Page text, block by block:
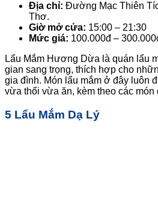
Địa chỉ: Đường Mạc Thiên
Thơ.
Giờ mở cửa: 15:00 – 21:30
Mức giá: 100.000đ –
Lẩu Mắm Hương Dừa là quán lẩu
gian sang trọng, thích hợp cho
gia đình. Món lẩu mắm ở đây luôn
vừa thổi vừa ăn, kèm theo các món
5 Lẩu Mắm Dạ Lý